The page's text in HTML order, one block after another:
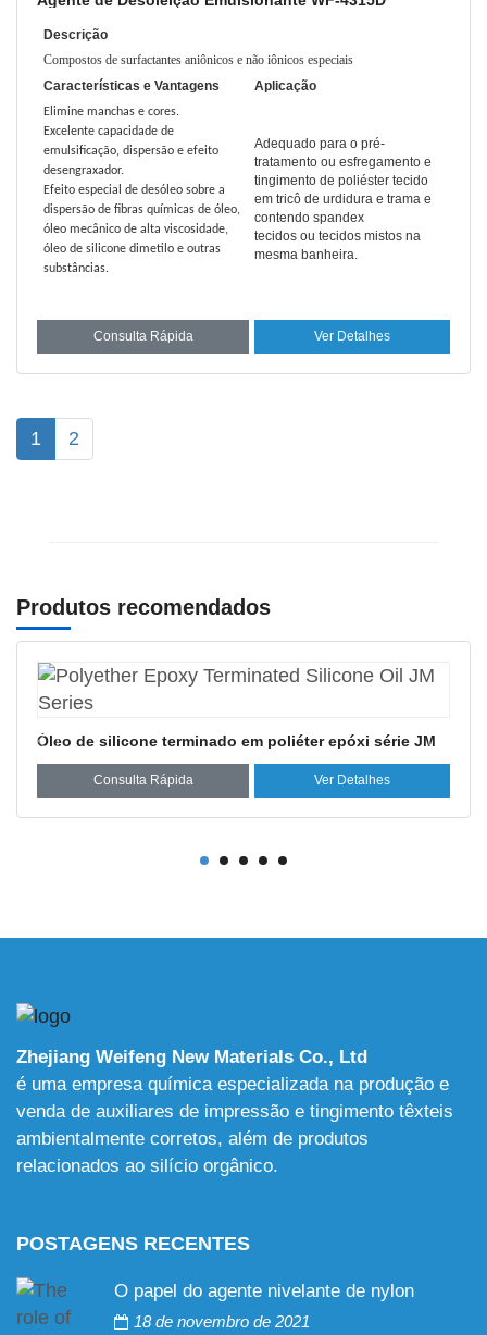
Descrição
Compostos de surfactantes aniônicos e não iônicos especiais
Características e Vantagens
Aplicação
Elimine manchas e cores.
Excelente capacidade de
emulsificação, dispersão e efeito
desengraxador.
Efeito especial de desóleo sobre a
dispersão de fibras químicas de óleo,
óleo mecânico de alta viscosidade,
óleo de silicone dimetilo e outras
substâncias.
Adequado para o pré-
tratamento ou esfregamento e
tingimento de poliéster tecido
em tricô de urdidura e trama e
contendo spandex
tecidos ou tecidos mistos na
mesma banheira.
Consulta Rápida Ver Detalhes
1 2
Produtos recomendados
Óleo de silicone terminado em epóxi série HY
Zhejiang Weifeng New Materials Co., Ltd
é uma empresa química especializada na produção e
venda de auxiliares de impressão e tingimento têxteis
ambientalmente corretos, além de produtos
relacionados ao silício orgânico.
POSTAGENS RECENTES
O papel do agente nivelante de nylon
18 de novembro de 2021